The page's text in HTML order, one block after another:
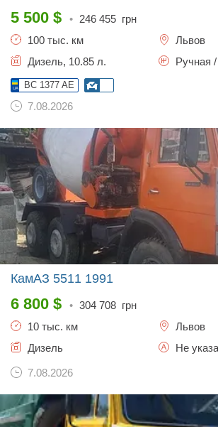
5 500 $ • 246 455 грн
100 тыс. км
Львов
Дизель, 10.85 л.
Ручная
BC 1377 AE
7.08.2026
КамАЗ 5511 1991
6 800 $ • 304 708 грн
10 тыс. км
Львов
Дизель
Не
7.08.2026